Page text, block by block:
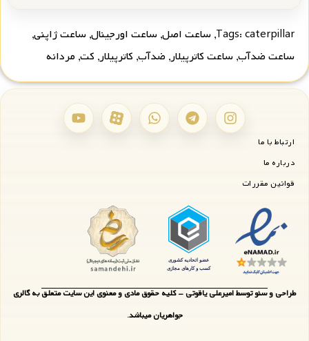
Tags: caterpillar
, ساعت اصل, ساعت اورجینال, ساعت ژاپنی,
ساعت ضدآب, ساعت کاترپیلار, ضدآب, کاترپیلار, کت, مردانه
ارتباط با ما
درباره ما
قوانین مقررات
طراحی و سئو توسط امیرعلی یاقوتی - کلیه حقوق مادی و معنوی این سایت متعلق به گالری
جواهریان میباشد.